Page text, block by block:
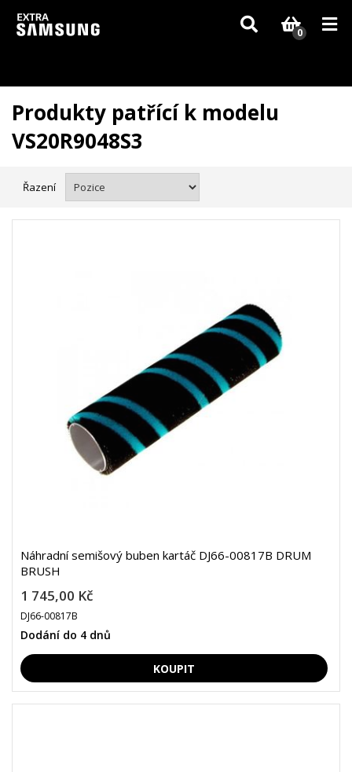
Vzhledem k aktuální situaci se může dodání dílů, které nejsou skladem,
zpozdit. Děkujeme za pochopení.
0
Produkty patřící k modelu
VS20R9048S3
Řazení
Náhradní semišový buben kartáč DJ66-00817B DRUM
BRUSH
1 745,00 Kč
DJ66-00817B
Dodání do 4 dnů